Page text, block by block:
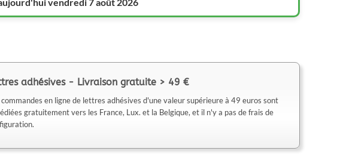
vendredi 7 août 2026
adhésives - Livraison gratuite > 49 €
commandes en ligne de lettres adhésives d'une valeur supérieure à 49 euros sont
gratuitement vers les France, Lux. et la Belgique, et il n'y a pas de frais de